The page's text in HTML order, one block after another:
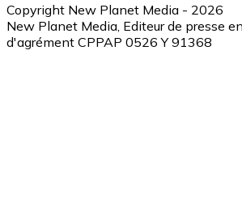
Copyright New Planet Media - 2026
New Planet Media, Editeur de presse
d'agrément CPPAP 0526 Y 91368